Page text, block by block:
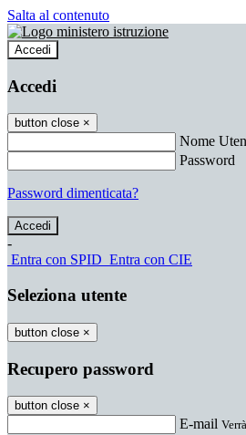
Salta al contenuto
Accedi
Accedi
button close ×
Nome
Password
Password dimenticata?
-
Entra con SPID Entra con CIE
Seleziona utente
button close ×
Recupero password
button close ×
E-mail